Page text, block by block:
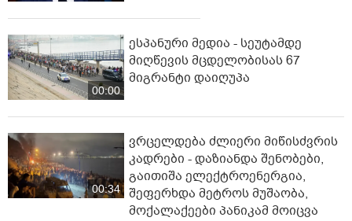
00:00
ესპანური მედია - სეუტამდე
მიღწევის მცდელობისას 67
მიგრანტი დაიღუპა
00:34
ვრცელდება ძლიერი მიწისძვრის
კადრები - დაზიანდა შენობები,
გაითიშა ელექტროენერგია,
შეფერხდა მეტროს მუშაობა,
მოქალაქეები პანიკამ მოიცვა